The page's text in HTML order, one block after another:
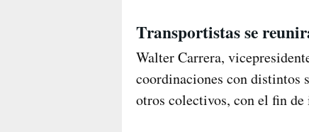
Transportistas se
Walter Carrera,
coordinaciones con distintos
otros colectivos, con el fin